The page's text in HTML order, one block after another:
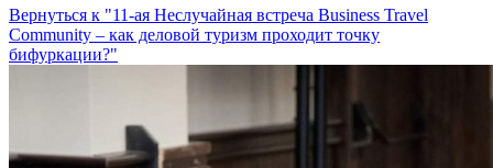
Вернуться к "11-ая Неслучайная встреча Business Travel
Community – как деловой туризм проходит точку
бифуркации?"